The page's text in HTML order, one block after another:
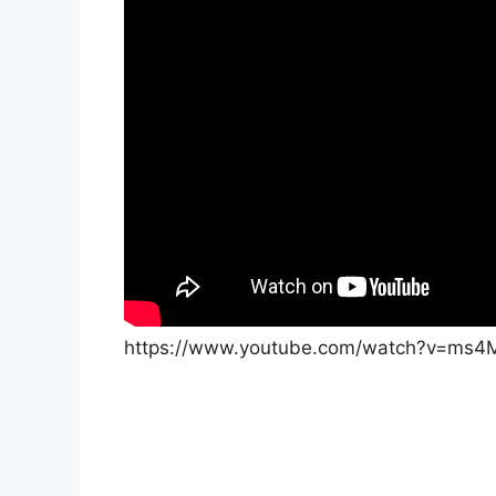
https://www.youtube.com/